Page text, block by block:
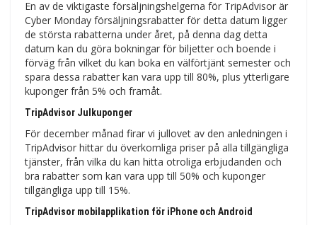
En av de viktigaste försäljningshelgerna för TripAdvisor är
Cyber Monday försäljningsrabatter för detta datum ligger
de största rabatterna under året, på denna dag detta
datum kan du göra bokningar för biljetter och boende i
förväg från vilket du kan boka en välförtjänt semester och
spara dessa rabatter kan vara upp till 80%, plus ytterligare
kuponger från 5% och framåt.
TripAdvisor Julkuponger
För december månad firar vi jullovet av den anledningen i
TripAdvisor hittar du överkomliga priser på alla tillgängliga
tjänster, från vilka du kan hitta otroliga erbjudanden och
bra rabatter som kan vara upp till 50% och kuponger
tillgängliga upp till 15%.
TripAdvisor mobilapplikation för iPhone och Android